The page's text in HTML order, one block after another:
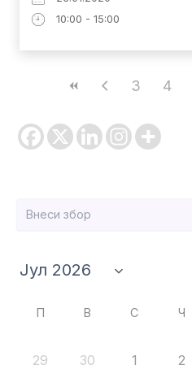
10:00 - 15:00
3 4
П В С Ч
29 30 1 2